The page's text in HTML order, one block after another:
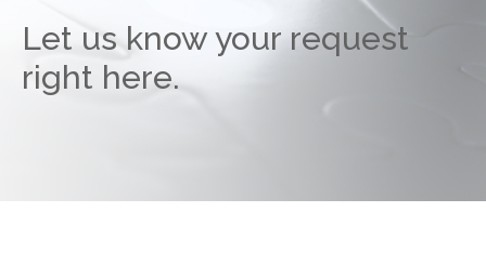
Let us know your request
right here.